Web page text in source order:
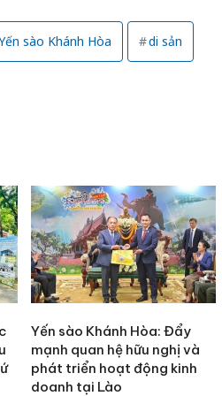
sào Khánh Hòa di sản
Yến sào Khánh Hòa: Đẩy
mạnh quan hệ hữu nghị và
phát triển hoạt động kinh
doanh tại Lào